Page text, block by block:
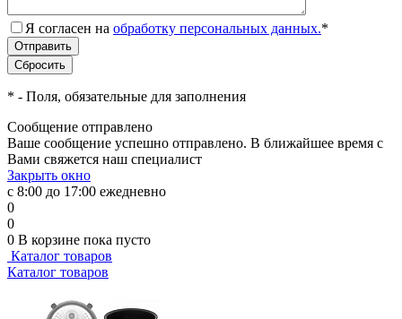
Я согласен на обработку персональных данных.*
* - Поля, обязательные для заполнения
Сообщение отправлено
Ваше сообщение успешно отправлено. В ближайшее время с
Вами свяжется наш специалист
Закрыть окно
с 8:00 до 17:00 ежедневно
0
0
0 В корзине пока пусто
Каталог товаров
Каталог товаров